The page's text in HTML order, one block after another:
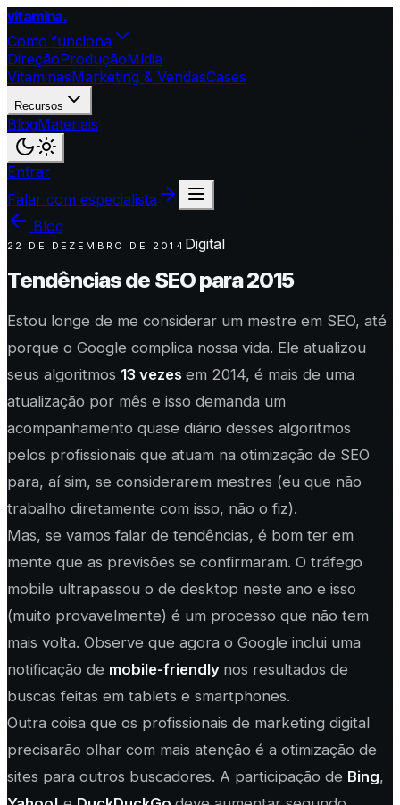
vitamina.
Como funciona
DireçãoProduçãoMídia
VitaminasMarketing & VendasCases
Recursos
BlogMateriais
Entrar
Falar com especialista
Blog
22 DE DEZEMBRO DE 2014 Digital
Tendências de SEO para 2015
Estou longe de me considerar um mestre em SEO, até
porque o Google complica nossa vida. Ele atualizou
seus algoritmos 13 vezes em 2014, é mais de uma
atualização por mês e isso demanda um
acompanhamento quase diário desses algoritmos
pelos profissionais que atuam na otimização de SEO
para, aí sim, se considerarem mestres (eu que não
trabalho diretamente com isso, não o fiz).
Mas, se vamos falar de tendências, é bom ter em
mente que as previsões se confirmaram. O tráfego
mobile ultrapassou o de desktop neste ano e isso
(muito provavelmente) é um processo que não tem
mais volta. Observe que agora o Google inclui uma
notificação de mobile-friendly nos resultados de
buscas feitas em tablets e smartphones.
Outra coisa que os profissionais de marketing digital
precisarão olhar com mais atenção é a otimização de
sites para outros buscadores. A participação de Bing,